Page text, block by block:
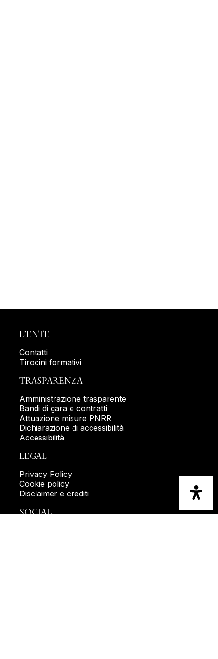
L’ENTE
Contatti
Tirocini formativi
TRASPARENZA
Amministrazione trasparente
Bandi di gara e contratti
Attuazione misure PNRR
Dichiarazione di accessibilità
Accessibilità
LEGAL
Privacy Policy
Cookie policy
Disclaimer e crediti
SOCIAL